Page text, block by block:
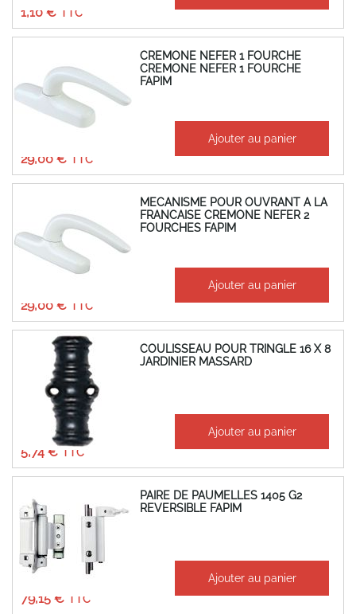
1,10 €
CREMONE NEFER 1 FOURCHE
CREMONE NEFER 1 FOURCHE
FAPIM
29,00 €
Ajouter au panier
MECANISME POUR OUVRANT A LA
FRANCAISE CREMONE NEFER 2
FOURCHES FAPIM
29,00 €
Ajouter au panier
COULISSEAU POUR TRINGLE 16 X 8
JARDINIER MASSARD
À partir de
5,74 €
4,78 € Ajouter au panier
PAIRE DE PAUMELLES 1405 G2
REVERSIBLE FAPIM
À partir de
79,15 €
Ajouter au panier